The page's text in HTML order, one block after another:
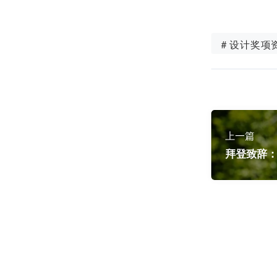
# 设计奖项
上一篇
拜登致辞